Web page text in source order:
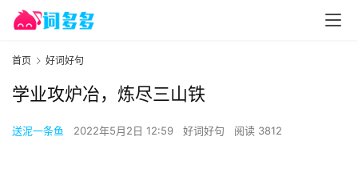
首页 好词好句
学业攻炉冶，炼尽三山铁
送泥一条鱼 2022年5月2日 12:59 好词好句 阅读 3812